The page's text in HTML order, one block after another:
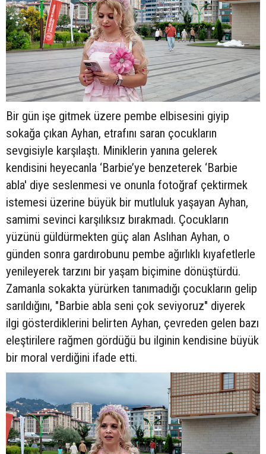
Bir gün işe gitmek üzere pembe elbisesini giyip
sokağa çıkan Ayhan, etrafını saran çocukların
sevgisiyle karşılaştı. Miniklerin yanına gelerek
kendisini heyecanla ‘Barbie’ye benzeterek ‘Barbie
abla' diye seslenmesi ve onunla fotoğraf çektirmek
istemesi üzerine büyük bir mutluluk yaşayan Ayhan,
samimi sevinci karşılıksız bırakmadı. Çocukların
yüzünü güldürmekten güç alan Aslıhan Ayhan, o
günden sonra gardırobunu pembe ağırlıklı kıyafetlerle
yenileyerek tarzını bir yaşam biçimine dönüştürdü.
Zamanla sokakta yürürken tanımadığı çocukların gelip
sarıldığını, "Barbie abla seni çok seviyoruz" diyerek
ilgi gösterdiklerini belirten Ayhan, çevreden gelen bazı
eleştirilere rağmen gördüğü bu ilginin kendisine büyük
bir moral verdiğini ifade etti.